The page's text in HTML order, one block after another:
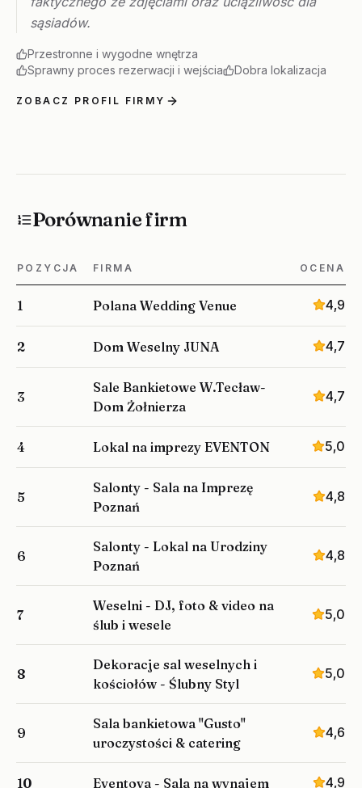
sąsiadów.
Przestronne i wygodne wnętrza
Sprawny proces rezerwacji i wejścia
Dobra lokalizacja
ZOBACZ PROFIL FIRMY
Porównanie firm
POZYCJA FIRMA OCENA
1 Polana Wedding Venue 4,9
2 Dom Weselny JUNA 4,7
3
Sale Bankietowe W.Tecław-
Dom Żołnierza
4,7
4 Lokal na imprezy EVENTON 5,0
5
Salonty - Sala na Imprezę
Poznań
4,8
6
Salonty - Lokal na Urodziny
Poznań
4,8
7
Weselni - DJ, foto & video na
ślub i wesele
5,0
8
Dekoracje sal weselnych i
kościołów - Ślubny Styl
5,0
9
Sala bankietowa "Gusto"
uroczystości & catering
4,6
10 Eventova - Sala na wynajem 4,9